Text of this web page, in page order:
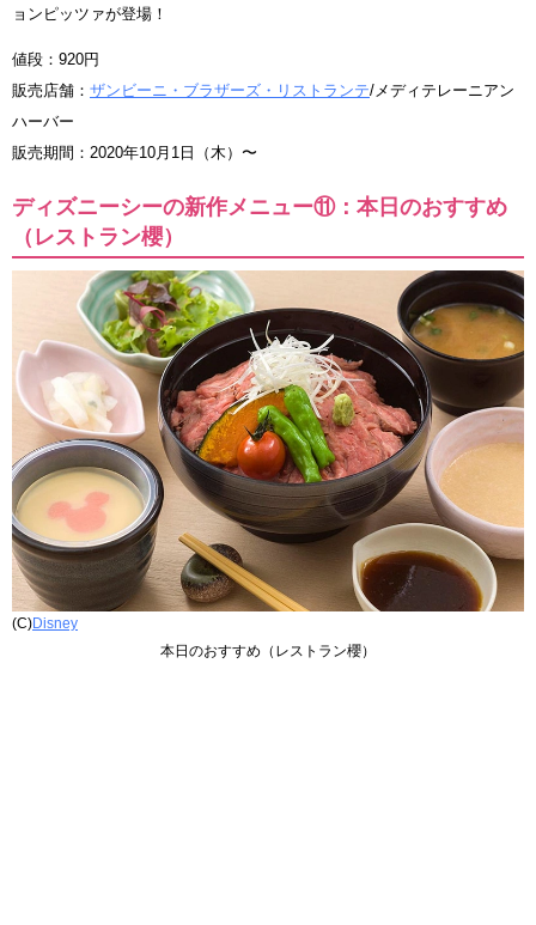
ョンピッツァが登場！
値段：920円
販売店舗： ザンビーニ・ブラザーズ・リストランテ/メディテレーニアン
ハーバー
販売期間：2020年10月1日（木）〜
ディズニーシーの新作メニュー⑪：本日のおすすめ
（レストラン櫻）
(C)Disney
本日のおすすめ（レストラン櫻）